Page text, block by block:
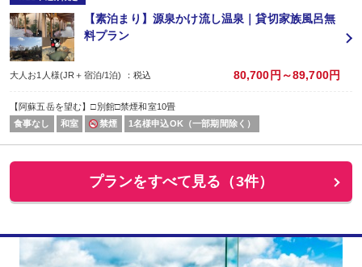
【素泊まり】源泉かけ流し温泉｜貸切家族風呂無
料プラン
大人お1人様(JR＋宿泊/1泊) ：税込 80,700円～89,700円
【阿蘇五岳を望む】□別館□禁煙和室10畳
食事なし
和室 禁煙 1名様申込OK（一部期間除く）
プランをすべて見る（3件）